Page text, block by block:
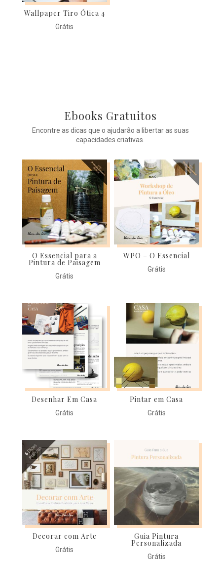
Wallpaper Tiro Ótica 4
Grátis
Ebooks Gratuitos
Encontre as dicas que o ajudarão a libertar as suas
capacidades criativas.
O Essencial para a
Pintura de Paisagem
Grátis
WPO – O Essencial
Grátis
Desenhar Em Casa
Grátis
Pintar em Casa
Grátis
Decorar com Arte
Grátis
Guia Pintura
Personalizada
Grátis